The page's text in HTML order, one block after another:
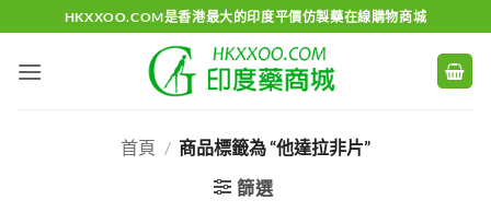
to
content
HKXXOO.COM是香港最大的印度平價仿製藥在線購物商城
首頁 / 商品標籤為 “他達拉非片”
篩選